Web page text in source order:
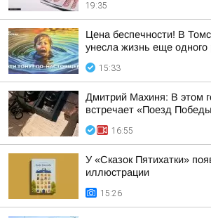
19:35
Цена беспечности! В
унесла жизнь еще одного
15:33
Дмитрий Махиня: В этом
встречает «Поезд
16:55
У «Сказок Пятихатки»
иллюстрации
15:26